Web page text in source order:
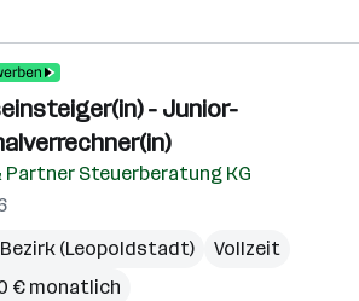
- Junior-
Partner Steuerberatung KG
Bezirk (Leopoldstadt)
Vollzeit
€ monatlich